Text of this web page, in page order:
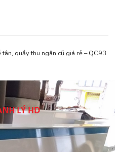
quầy thu ngân cũ giá rẻ – QC93